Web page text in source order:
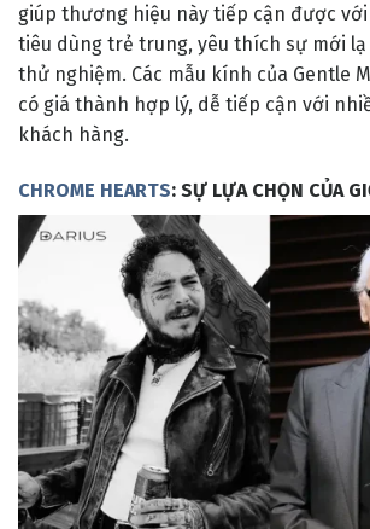
giúp thương hiệu này tiếp cận được
tiêu dùng trẻ trung, yêu thích sự mới lạ
thử nghiệm. Các mẫu kính của Gentle
có giá thành hợp lý, dễ tiếp cận với
khách hàng.
CHROME HEARTS: SỰ LỰA CHỌN CỦA